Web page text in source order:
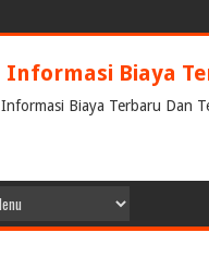
Informasi Biaya
Informasi Biaya Terbaru Dan